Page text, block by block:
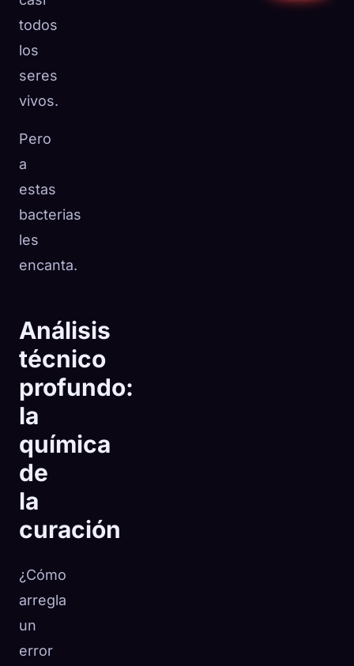
todos
los
seres
vivos.
Pero
a
estas
bacterias
les
encanta.
Análisis
técnico
profundo:
la
química
de
la
curación
¿Cómo
arregla
un
error